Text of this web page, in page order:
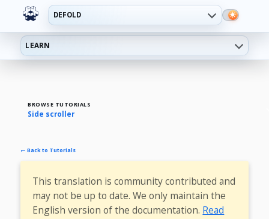
DEFOLD
LEARN
BROWSE TUTORIALS
Side scroller
← Back to Tutorials
This translation is community contributed and
may not be up to date. We only maintain the
English version of the documentation. Read